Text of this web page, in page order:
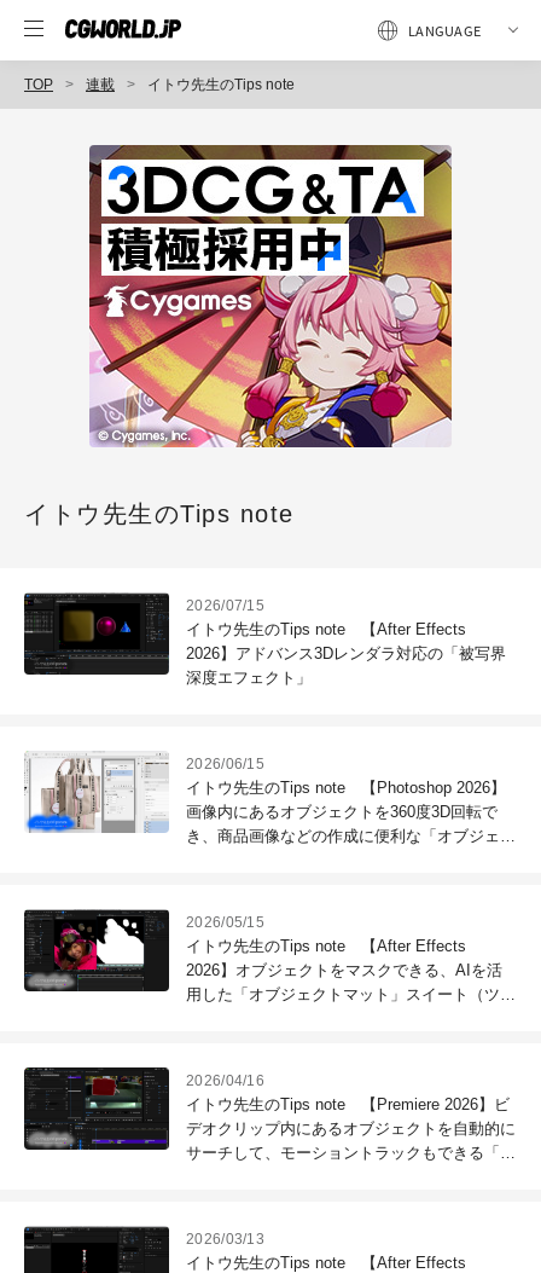
TOP 連載 イトウ先生のTips note
イトウ先生のTips note
2026/07/15
イトウ先生のTips note 【After Effects
2026】アドバンス3Dレンダラ対応の「被写界
深度エフェクト」
2026/06/15
イトウ先生のTips note 【Photoshop 2026】
画像内にあるオブジェクトを360度3D回転で
き、商品画像などの作成に便利な「オブジェク
2026/05/15
イトウ先生のTips note 【After Effects
2026】オブジェクトをマスクできる、AIを活
用した「オブジェクトマット」スイート（ツー
2026/04/16
イトウ先生のTips note 【Premiere 2026】ビ
デオクリップ内にあるオブジェクトを自動的に
サーチして、モーショントラックもできる「オ
2026/03/13
イトウ先生のTips note 【After Effects